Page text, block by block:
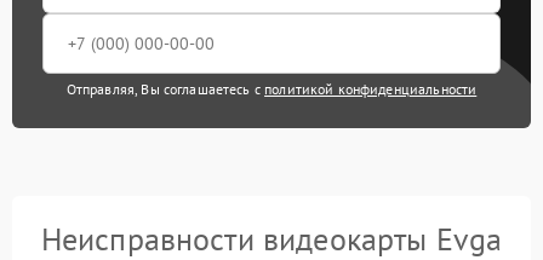
Отправляя, Вы соглашаетесь с политикой конфиденциальности
Неисправности видеокарты Evga